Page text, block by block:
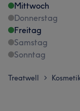
Mittwoch
Donnerstag
Freitag
Samstag
Sonntag
Treatwell >